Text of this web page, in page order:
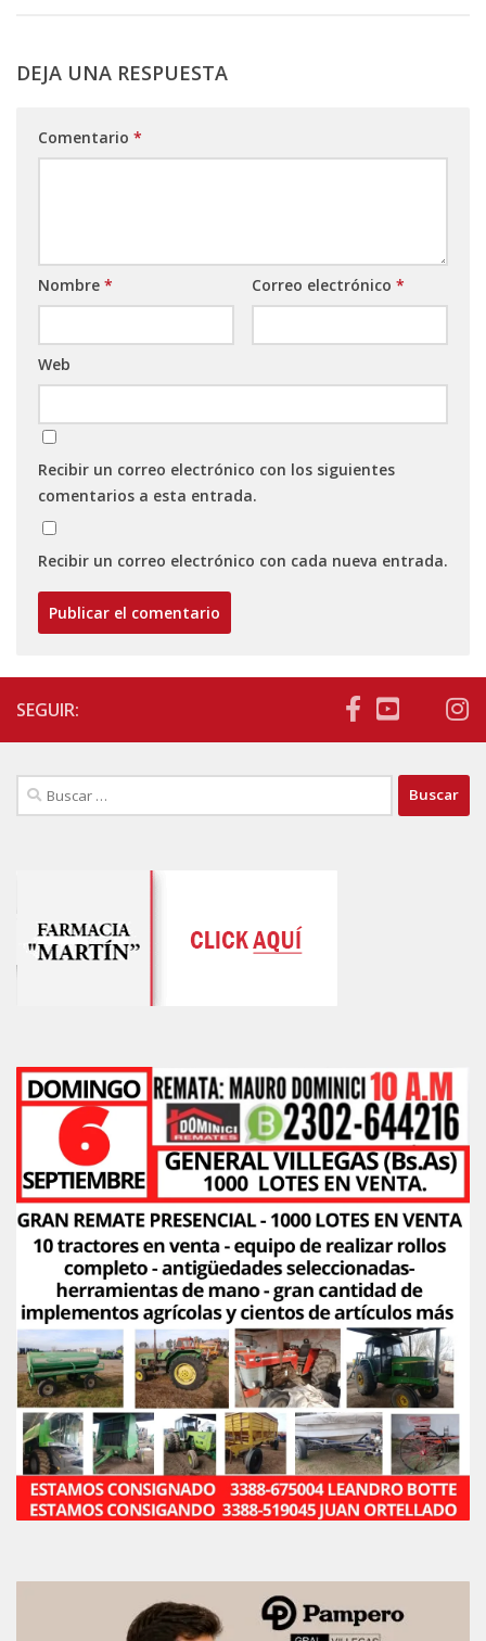
DEJA UNA RESPUESTA
Comentario *
Nombre * Correo electrónico *
Web
Recibir un correo electrónico con los siguientes
comentarios a esta entrada.
Recibir un correo electrónico con cada nueva entrada.
SEGUIR:
Buscar: